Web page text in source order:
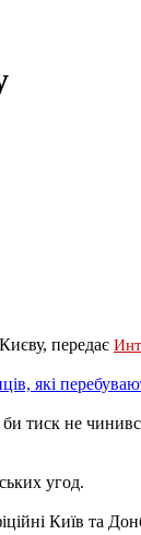
передає
які
тиск не
угод.
Київ та